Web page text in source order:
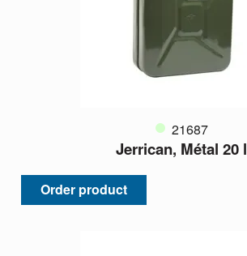
21687
Jerrican, Métal 20 l
Order product